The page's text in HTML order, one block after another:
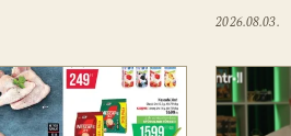
2026.08.03.